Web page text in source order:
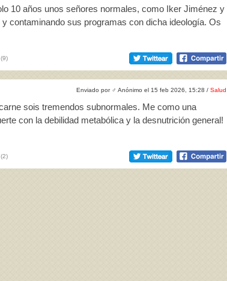
10 años unos señores normales, como Iker Jiménez y
contaminando sus programas con dicha ideología. Os
(9)
Enviado por ♂ Anónimo el 15 feb 2026, 15:28 / Salud
sois tremendos subnormales. Me como una
con la debilidad metabólica y la desnutrición general!
(2)